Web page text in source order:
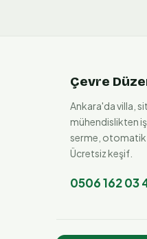
Çevre
Ankara'da villa,
mühendislikten
serme, otomatik
Ücretsiz keşif.
0506 162 03